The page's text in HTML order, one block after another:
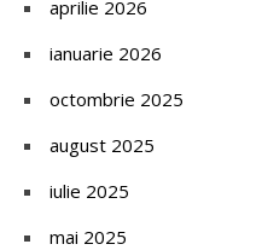
aprilie 2026
ianuarie 2026
octombrie 2025
august 2025
iulie 2025
mai 2025